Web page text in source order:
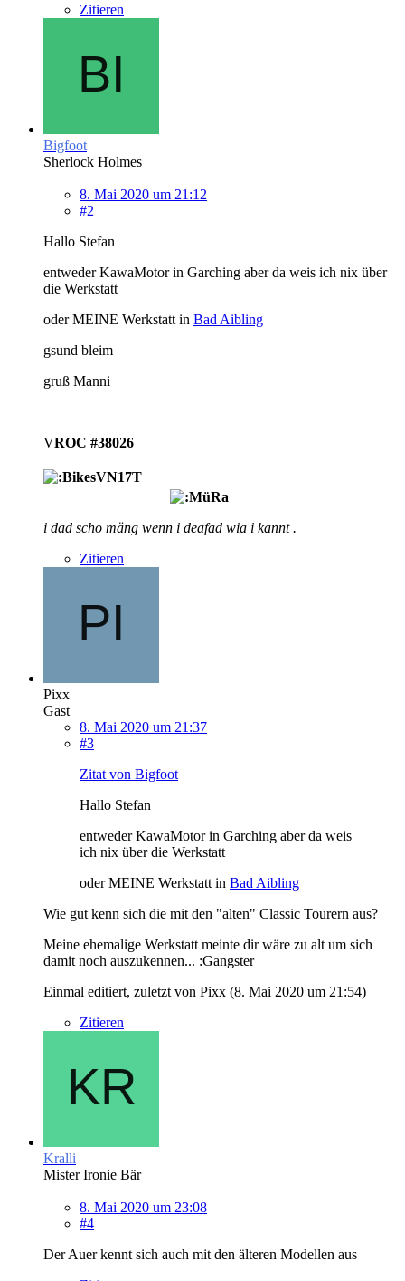
Zitieren
Bigfoot
Sherlock Holmes
8. Mai 2020 um 21:12
#2
Hallo Stefan
entweder KawaMotor in Garching aber da weis ich nix über
die Werkstatt
oder MEINE Werkstatt in Bad Aibling
gsund bleim
gruß Manni
VROC #38026
i dad scho mäng wenn i deafad wia i kannt .
Zitieren
Pixx
Gast
8. Mai 2020 um 21:37
#3
Zitat von Bigfoot
Hallo Stefan
entweder KawaMotor in Garching aber da weis
ich nix über die Werkstatt
oder MEINE Werkstatt in Bad Aibling
Wie gut kenn sich die mit den "alten" Classic Tourern aus?
Meine ehemalige Werkstatt meinte dir wäre zu alt um sich
damit noch auszukennen... :Gangster
Einmal editiert, zuletzt von Pixx (8. Mai 2020 um 21:54)
Zitieren
Kralli
Mister Ironie Bär
8. Mai 2020 um 23:08
#4
Der Auer kennt sich auch mit den älteren Modellen aus